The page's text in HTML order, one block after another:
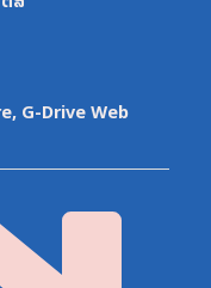
G-Drive Web